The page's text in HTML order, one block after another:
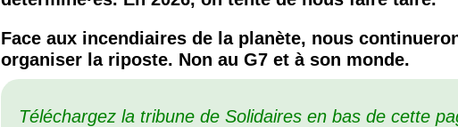
Face aux incendiaires de la planète, nous
organiser la riposte. Non au G7 et à son monde.
Téléchargez la tribune de Solidaires en bas de cette